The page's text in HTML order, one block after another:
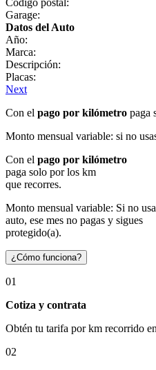
Garage:
Datos del Auto
Año:
Marca:
Descripción:
Placas:
Next
Con el pago por kilómetro paga
Monto mensual variable: si no
Con el pago por kilómetro
paga solo por los km
que recorres.
Monto mensual variable: Si no
auto, ese mes no pagas y sigues
protegido(a).
¿Cómo funciona?
01
Cotiza y contrata
Obtén tu tarifa por km recorrido
02